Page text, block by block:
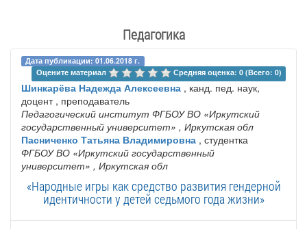
Педагогика
Дата публикации: 01.06.2018 г.
Оцените материал
Средняя оценка: 0 (Всего: 0)
Шинкарёва Надежда Алексеевна , канд. пед. наук,
доцент , преподаватель
Педагогический институт ФГБОУ ВО «‎Иркутский
государственный университет» , Иркутская обл
Пасниченко Татьяна Владимировна , студентка
ФГБОУ ВО «Иркутский государственный
университет» , Иркутская обл
«Народные игры как средство развития гендерной
идентичности у детей седьмого года жизни»